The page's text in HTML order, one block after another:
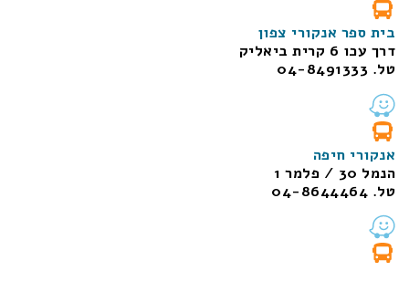
בית ספר אנקורי צפון
דרך עכו 6 קרית ביאליק
טל. 04-8491333
אנקורי חיפה
הנמל 30 / פלמר 1
טל. 04-8644464